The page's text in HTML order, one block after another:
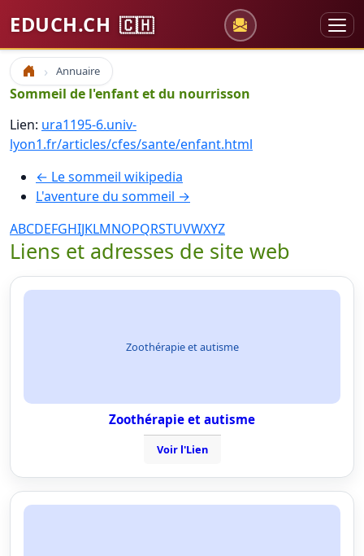
EDUCH.CH 🇨🇭
Accueil Annuaire
Sommeil de l'enfant et du nourrisson
Lien: ura1195-6.univ-
lyon1.fr/articles/cfes/sante/enfant.html
← Le sommeil wikipedia
L'aventure du sommeil →
ABCDEFGHIJKLMNOPQRSTUVWXYZ
Liens et adresses de site web
Zoothérapie et autisme
Zoothérapie et autisme
Voir l'Lien